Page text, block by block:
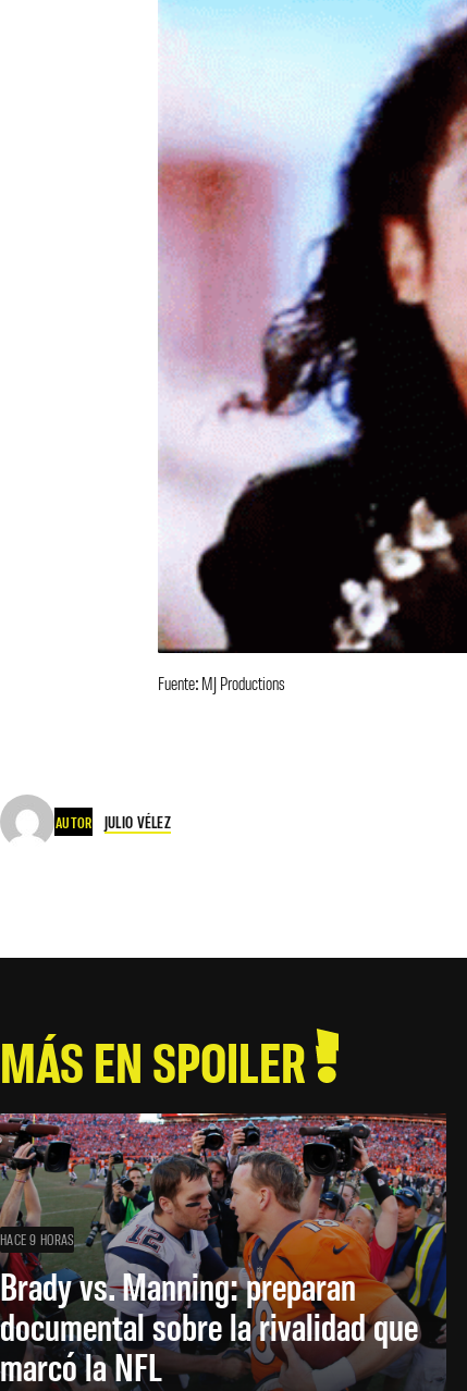
Fuente: MJ Productions
AUTOR JULIO VÉLEZ
MÁS EN SPOILER
HACE 9 HORAS
Brady vs. Manning: preparan
documental sobre la rivalidad que
marcó la NFL